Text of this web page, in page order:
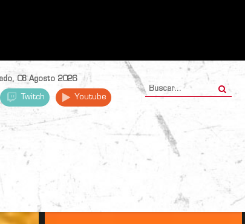
08 Agosto 2026
Twitch Youtube